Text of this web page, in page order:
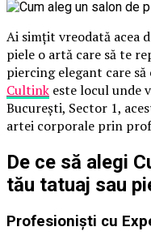
Ai simțit vreodată acea
piele o artă care să te
piercing elegant care
Cultink este locul unde
București, Sector 1,
artei corporale prin
De ce să alegi
tău tatuaj sau
Profesioniști cu